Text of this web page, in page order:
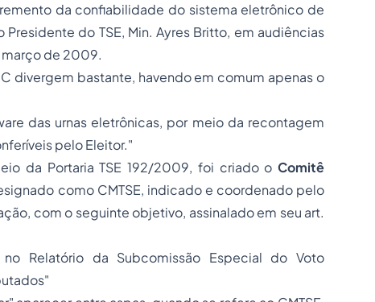
da confiabilidade do sistema eletrônico de
do TSE, Min. Ayres Britto, em audiências
de 2009.
divergem bastante, havendo em comum apenas o
das urnas eletrônicas, por meio da recontagem
pelo Eleitor."
da Portaria TSE 192/2009, foi criado o Comitê
como CMTSE, indicado e coordenado pelo
com o seguinte objetivo, assinalado em seu art.
no Relatório da Subcomissão Especial do Voto